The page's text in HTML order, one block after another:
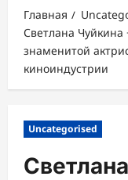
Главная
Светлана
знаменитой
киноиндустрии
Uncategorised